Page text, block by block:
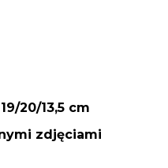
19/20/13,5 cm
zdjęciami